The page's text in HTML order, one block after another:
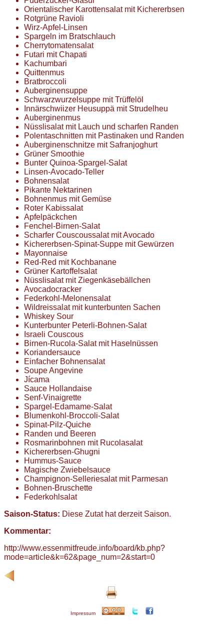
Orientalischer Karottensalat mit Kichererbsen
Rotgrüne Ravioli
Wirz-Apfel-Linsen
Spargeln im Bratschlauch
Cherrytomatensalat
Futari mit Chapati
Kachumbari
Quittenmus
Bratbroccoli
Auberginensuppe
Schwarzwurzelsuppe mit Trüffelöl
Innärschwiizer Heusuppä mit Strudelheu
Auberginenmus
Nüsslisalat mit Lauch und scharfen Randen
Polentaschnitten mit Pastinaken und Randen
Auberginenschnitze mit Safranjoghurt
Grüner Smoothie
Bunter Quinoa-Spargel-Salat
Linsen-Avocado-Teller
Bohnensalat
Pikante Nektarinen
Bohnenmus mit Gemüse
Roter Kabissalat
Apfelpäckchen
Fenchel-Birnen-Salat
Scharfer Couscoussalat mit Avocado
Kichererbsen-Spinat-Suppe mit Gewürzen
Mayonnaise
Red-Red mit Kochbanane
Grüner Kartoffelsalat
Nüsslisalat mit Ziegenkäsebällchen
Avocadocracker
Federkohl-Melonensalat
Wildreissalat mit kunterbunten Sachen
Whiskey Sour
Kunterbunter Peterli-Bohnen-Salat
Israeli Couscous
Birnen-Rucola-Salat mit Haselnüssen
Koriandersauce
Einfacher Bohnensalat
Soupe Angevine
Jícama
Sauce Hollandaise
Senf-Vinaigrette
Spargel-Edamame-Salat
Blumenkohl-Broccoli-Salat
Spinat-Pilz-Quiche
Randen und Beeren
Rosmarinbohnen mit Rucolasalat
Kichererbsen-Ghugni
Hummus-Sauce
Magische Zwiebelsauce
Champignon-Selleriesalat mit Parmesan
Bohnen-Bruschette
Federkohlsalat
Saison-Status: Diese Zutat hat derzeit Saison.
Kommentar:
http://www.essenmitfreude.info/board/kb.php?
mode=article&k=62&page_num=2&start=0
Impressum